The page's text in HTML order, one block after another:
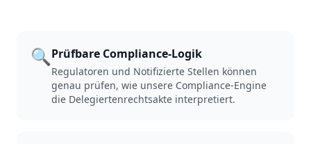
🔍 Prüfbare Compliance-Logik
Regulatoren und Notifizierte Stellen können
genau prüfen, wie unsere Compliance-Engine
die Delegiertenrechtsakte interpretiert.